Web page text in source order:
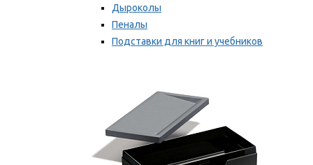
Дыроколы
Пеналы
Подставки для книг и учебников